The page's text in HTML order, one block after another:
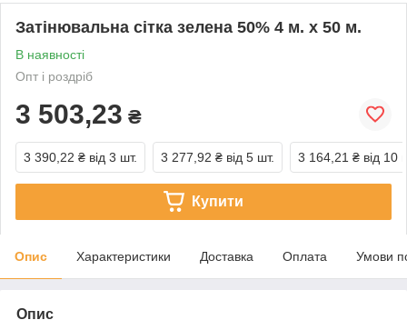
Затінювальна сітка зелена 50% 4 м. х 50 м.
В наявності
Опт і роздріб
3 503,23 ₴
3 390,22 ₴ від 3 шт. 3 277,92 ₴ від 5 шт. 3 164,21 ₴ від 10
Купити
Опис Характеристики Доставка Оплата Умови
Опис